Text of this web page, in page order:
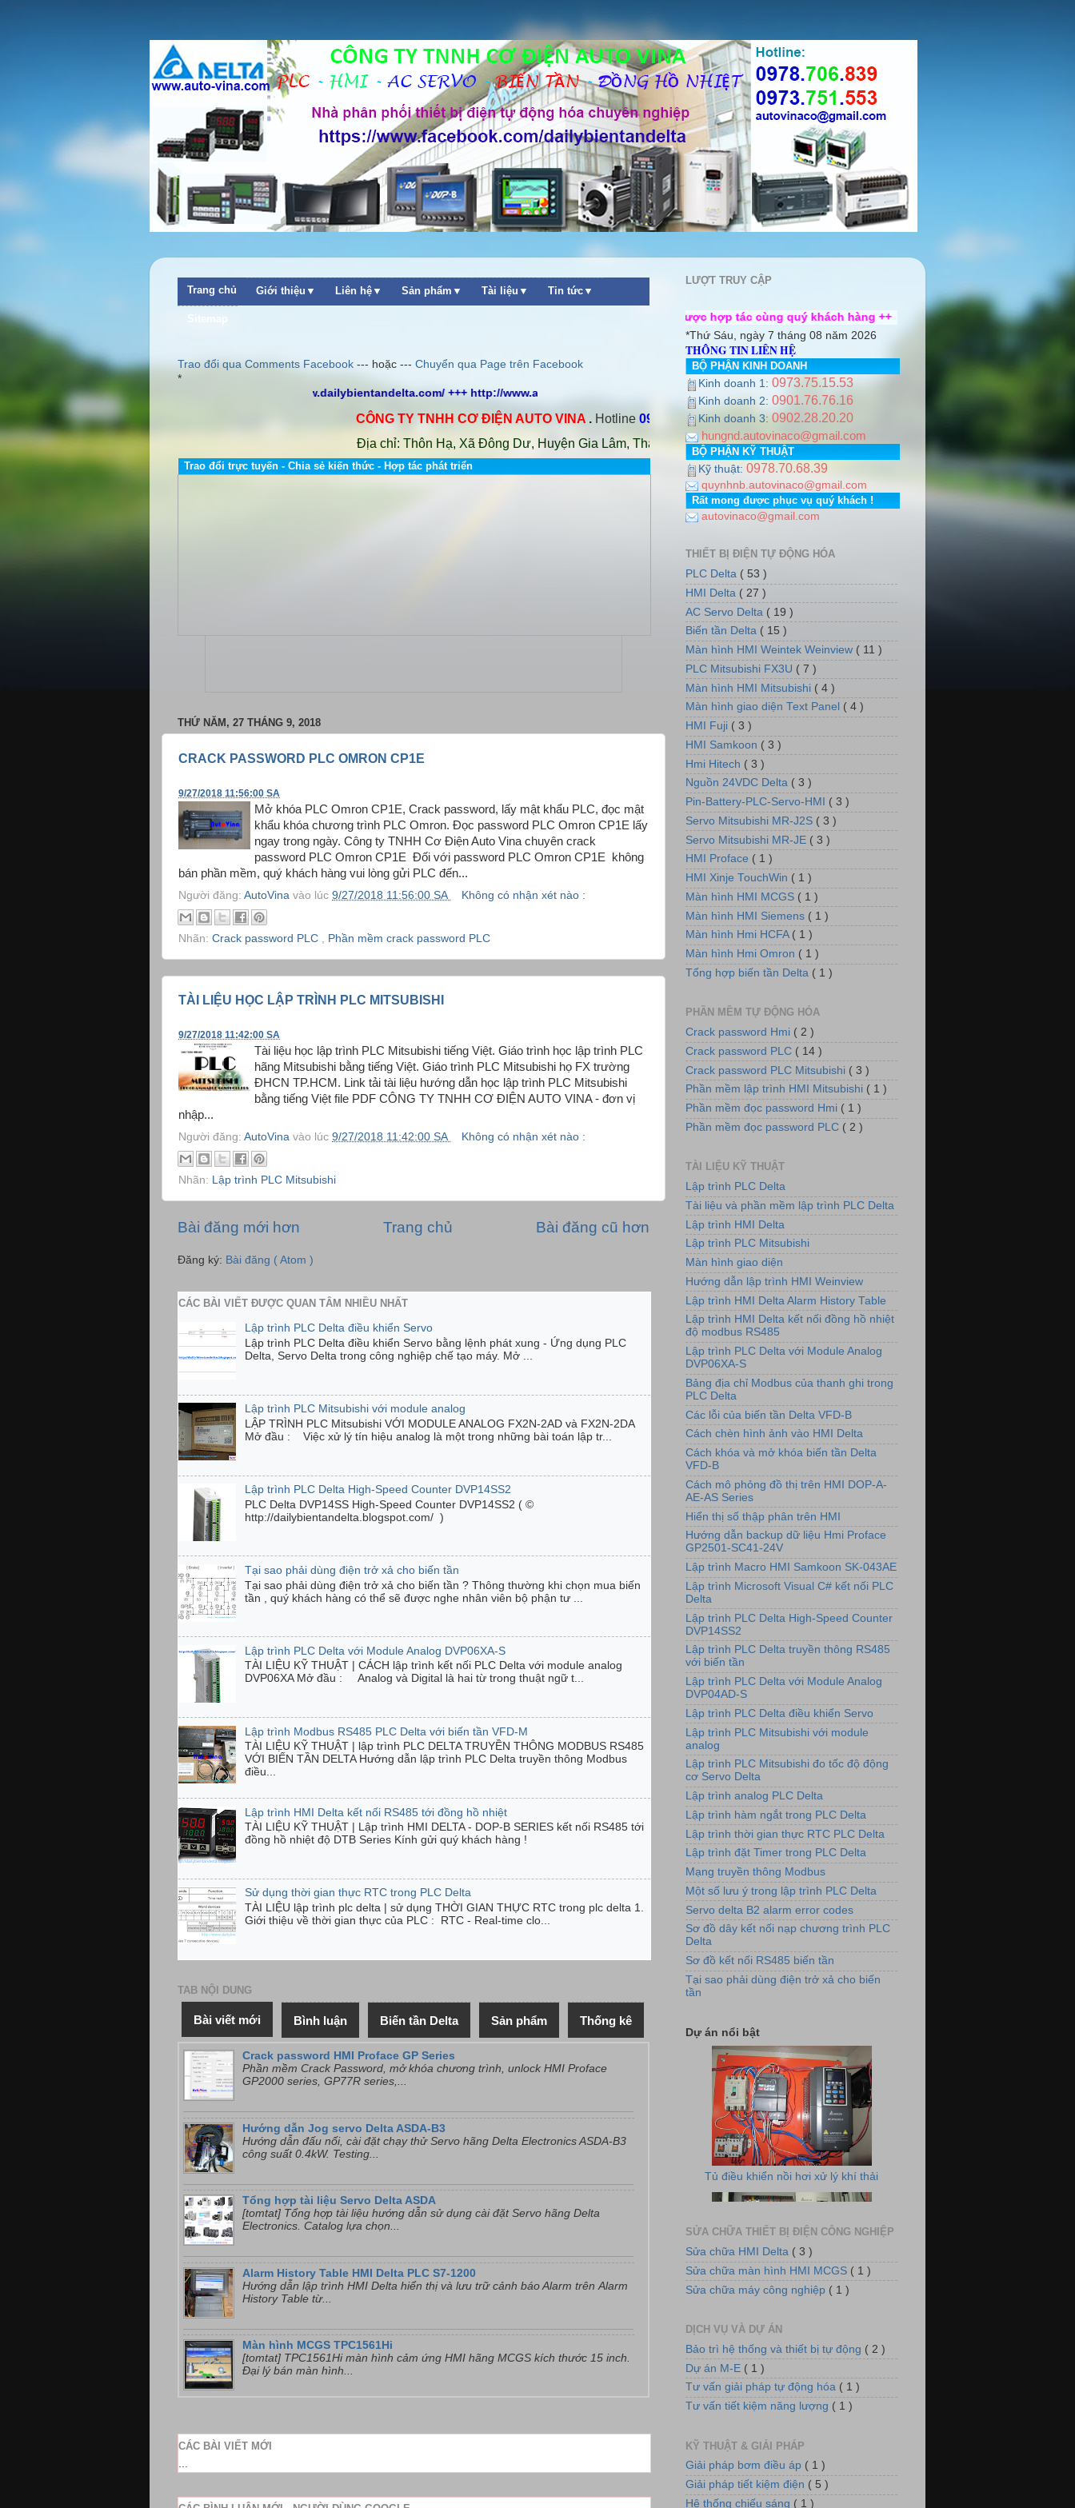
Trang chủ Giới thiệu▼ Liên hệ▼ Sản phẩm▼ Tài liệu▼ Tin tức▼
Sitemap
Trao đổi qua Comments Facebook --- hoặc --- Chuyển qua Page trên Facebook
*
http://www.dailybientandelta.com/ +++ http://www.auto-vina.com/ +++
CÔNG TY TNHH CƠ ĐIỆN AUTO VINA. Hotline 0978.706.839 / 0973.751.553Email:autovinaco@gmail.com
Địa chỉ: Thôn Hạ, Xã Đông Dư, Huyện Gia Lâm, Thành phố Hà Nội. PGD: Số nhà 7, dãy 5, tổ dân phố số 12, Phường Phúc La,
Trao đổi trực tuyến - Chia sẻ kiến thức - Hợp tác phát triển
THỨ NĂM, 27 THÁNG 9, 2018
CRACK PASSWORD PLC OMRON CP1E
9/27/2018 11:56:00 SA
Mở khóa PLC Omron CP1E, Crack password, lấy mật khẩu PLC, đọc mật
khẩu khóa chương trình PLC Omron. Đọc password PLC Omron CP1E lấy
ngay trong ngày. Công ty TNHH Cơ Điện Auto Vina chuyên crack
password PLC Omron CP1E Đối với password PLC Omron CP1E không
bán phần mềm, quý khách hàng vui lòng gửi PLC đến...
Người đăng: AutoVina vào lúc 9/27/2018 11:56:00 SA Không có nhận xét nào :
Nhãn: Crack password PLC Phần mềm crack password PLC
TÀI LIỆU HỌC LẬP TRÌNH PLC MITSUBISHI
9/27/2018 11:42:00 SA
Tài liệu học lập trình PLC Mitsubishi tiếng Việt. Giáo trình học lập trình PLC
hãng Mitsubishi bằng tiếng Việt. Giáo trình PLC Mitsubishi họ FX trường
ĐHCN TP.HCM. Link tải tài liệu hướng dẫn học lập trình PLC Mitsubishi
bằng tiếng Việt file PDF CÔNG TY TNHH CƠ ĐIỆN AUTO VINA - đơn vị
nhập...
Người đăng: AutoVina vào lúc 9/27/2018 11:42:00 SA Không có nhận xét nào :
Nhãn: Lập trình PLC Mitsubishi
Bài đăng mới hơn Bài đăng cũ hơn
Trang chủ
Đăng ký: Bài đăng ( Atom )
CÁC BÀI VIẾT ĐƯỢC QUAN TÂM NHIỀU NHẤT
Lập trình PLC Delta điều khiển Servo
Lập trình PLC Delta điều khiển Servo bằng lệnh phát xung - Ứng dụng PLC
Delta, Servo Delta trong công nghiệp chế tạo máy. Mở ...
Lập trình PLC Mitsubishi với module analog
LẬP TRÌNH PLC Mitsubishi VỚI MODULE ANALOG FX2N-2AD và FX2N-2DA
Mở đầu : Việc xử lý tín hiệu analog là một trong những bài toán lập tr...
Lập trình PLC Delta High-Speed Counter DVP14SS2
PLC Delta DVP14SS High-Speed Counter DVP14SS2 ( ©
http://dailybientandelta.blogspot.com/ )
Tại sao phải dùng điện trở xả cho biến tần
Tại sao phải dùng điện trở xả cho biến tần ? Thông thường khi chọn mua biến
tần , quý khách hàng có thể sẽ được nghe nhân viên bộ phận tư ...
Lập trình PLC Delta với Module Analog DVP06XA-S
TÀI LIỆU KỸ THUẬT | CÁCH lập trình kết nối PLC Delta với module analog
DVP06XA Mở đầu : Analog và Digital là hai từ trong thuật ngữ t...
Lập trình Modbus RS485 PLC Delta với biến tần VFD-M
TÀI LIỆU KỸ THUẬT | lập trình PLC DELTA TRUYỀN THÔNG MODBUS RS485
VỚI BIẾN TẦN DELTA Hướng dẫn lập trình PLC Delta truyền thông Modbus
điều...
Lập trình HMI Delta kết nối RS485 tới đồng hồ nhiệt
TÀI LIỆU KỸ THUẬT | Lập trình HMI DELTA - DOP-B SERIES kết nối RS485 tới
đồng hồ nhiệt độ DTB Series Kính gửi quý khách hàng !
Sử dụng thời gian thực RTC trong PLC Delta
TÀI LIỆU lập trình plc delta | sử dụng THỜI GIAN THỰC RTC trong plc delta 1.
Giới thiệu về thời gian thực của PLC : RTC - Real-time clo...
TAB NỘI DUNG
Bài viết mới Bình luận Biến tần Delta Sản phẩm Thống kê
Crack password HMI Proface GP Series
Phần mềm Crack Password, mở khóa chương trình, unlock HMI Proface
GP2000 series, GP77R series,...
Hướng dẫn Jog servo Delta ASDA-B3
Hướng dẫn đấu nối, cài đặt chạy thử Servo hãng Delta Electronics ASDA-B3
công suất 0.4kW. Testing...
Tổng hợp tài liệu Servo Delta ASDA
[tomtat] Tổng hợp tài liệu hướng dẫn sử dụng cài đặt Servo hãng Delta
Electronics. Catalog lựa chọn...
Alarm History Table HMI Delta PLC S7-1200
Hướng dẫn lập trình HMI Delta hiển thị và lưu trữ cảnh báo Alarm trên Alarm
History Table từ...
Màn hình MCGS TPC1561Hi
[tomtat] TPC1561Hi màn hình cảm ứng HMI hãng MCGS kích thước 15 inch.
Đại lý bán màn hình...
CÁC BÀI VIẾT MỚI
...
LƯỢT TRUY CẬP
++ Chào mừng quý khách ghé thăm website Công Ty TNHH Cơ điện Auto Vina ++ Chúng tôi rất mong được hợp tác cùng quý khách hàng ++
*Thứ Sáu, ngày 7 tháng 08 năm 2026
THÔNG TIN LIÊN HỆ
BỘ PHẬN KINH DOANH
Kinh doanh 1: 0973.75.15.53
Kinh doanh 2: 0901.76.76.16
Kinh doanh 3: 0902.28.20.20
hungnd.autovinaco@gmail.com
BỘ PHẬN KỸ THUẬT
Kỹ thuật: 0978.70.68.39
quynhnb.autovinaco@gmail.com
Rất mong được phục vụ quý khách !
autovinaco@gmail.com
THIẾT BỊ ĐIỆN TỰ ĐỘNG HÓA
PLC Delta ( 53 )
HMI Delta ( 27 )
AC Servo Delta ( 19 )
Biến tần Delta ( 15 )
Màn hình HMI Weintek Weinview ( 11 )
PLC Mitsubishi FX3U ( 7 )
Màn hình HMI Mitsubishi ( 4 )
Màn hình giao diện Text Panel ( 4 )
HMI Fuji ( 3 )
HMI Samkoon ( 3 )
Hmi Hitech ( 3 )
Nguồn 24VDC Delta ( 3 )
Pin-Battery-PLC-Servo-HMI ( 3 )
Servo Mitsubishi MR-J2S ( 3 )
Servo Mitsubishi MR-JE ( 3 )
HMI Proface ( 1 )
HMI Xinje TouchWin ( 1 )
Màn hình HMI MCGS ( 1 )
Màn hình HMI Siemens ( 1 )
Màn hình Hmi HCFA ( 1 )
Màn hình Hmi Omron ( 1 )
Tổng hợp biến tần Delta ( 1 )
PHẦN MỀM TỰ ĐỘNG HÓA
Crack password Hmi ( 2 )
Crack password PLC ( 14 )
Crack password PLC Mitsubishi ( 3 )
Phần mềm lập trình HMI Mitsubishi ( 1 )
Phần mềm đọc password Hmi ( 1 )
Phần mềm đọc password PLC ( 2 )
TÀI LIỆU KỸ THUẬT
Lập trình PLC Delta
Tài liệu và phần mềm lập trình PLC Delta
Lập trình HMI Delta
Lập trình PLC Mitsubishi
Màn hình giao diện
Hướng dẫn lập trình HMI Weinview
Lập trình HMI Delta Alarm History Table
Lập trình HMI Delta kết nối đồng hồ nhiệt
độ modbus RS485
Lập trình PLC Delta với Module Analog
DVP06XA-S
Bảng địa chỉ Modbus của thanh ghi trong
PLC Delta
Các lỗi của biến tần Delta VFD-B
Cách chèn hình ảnh vào HMI Delta
Cách khóa và mở khóa biến tần Delta
VFD-B
Cách mô phỏng đồ thị trên HMI DOP-A-
AE-AS Series
Hiển thị số thập phân trên HMI
Hướng dẫn backup dữ liệu Hmi Proface
GP2501-SC41-24V
Lập trình Macro HMI Samkoon SK-043AE
Lập trình Microsoft Visual C# kết nối PLC
Delta
Lập trình PLC Delta High-Speed Counter
DVP14SS2
Lập trình PLC Delta truyền thông RS485
với biến tần
Lập trình PLC Delta với Module Analog
DVP04AD-S
Lập trình PLC Delta điều khiển Servo
Lập trình PLC Mitsubishi với module
analog
Lập trình PLC Mitsubishi đo tốc độ động
cơ Servo Delta
Lập trình analog PLC Delta
Lập trình hàm ngắt trong PLC Delta
Lập trình thời gian thực RTC PLC Delta
Lập trình đặt Timer trong PLC Delta
Mạng truyền thông Modbus
Một số lưu ý trong lập trình PLC Delta
Servo delta B2 alarm error codes
Sơ đồ dây kết nối nạp chương trình PLC
Delta
Sơ đồ kết nối RS485 biến tần
Tại sao phải dùng điện trở xả cho biến
tần
Dự án nổi bật
Hình ảnh lắp đặt biến tần cho máy đánh
lông vải
Ứng dụng biến tần VFD-E cho hệ thống
Tủ điều khiển nồi hơi xử lý khí thải
Bơm điều áp cho hệ thống làm mát
SỬA CHỮA THIẾT BỊ ĐIỆN CÔNG NGHIỆP
Sửa chữa HMI Delta ( 3 )
Sửa chữa màn hình HMI MCGS ( 1 )
Sửa chữa máy công nghiệp ( 1 )
DỊCH VỤ VÀ DỰ ÁN
Bảo trì hệ thống và thiết bị tự động ( 2 )
Dự án M-E ( 1 )
Tư vấn giải pháp tự động hóa ( 1 )
Tư vấn tiết kiệm năng lượng ( 1 )
KỸ THUẬT & GIẢI PHÁP
Giải pháp bơm điều áp ( 1 )
Giải pháp tiết kiệm điện ( 5 )
Hệ thống chiếu sáng ( 1 )